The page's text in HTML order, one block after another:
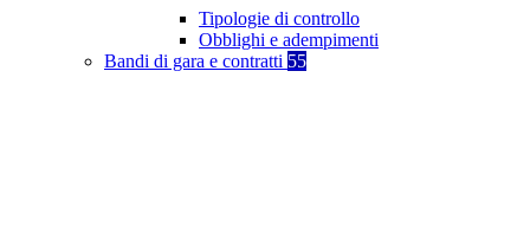
Tipologie di controllo
Obblighi e adempimenti
Bandi di gara e contratti 55